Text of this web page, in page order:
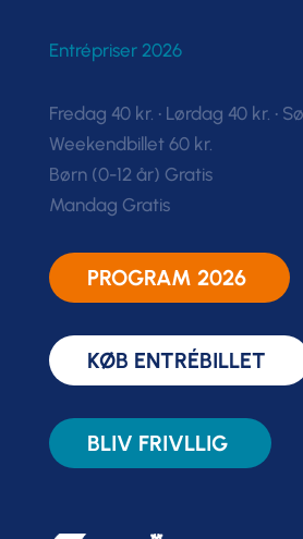
Entrépriser 2026
Fredag 40 kr. • Lørdag 40 kr. •
Weekendbillet 60 kr.
Børn (0-12 år) Gratis
Mandag Gratis
PROGRAM 2026
KØB ENTRÉBILLET
BLIV FRIVLLIG